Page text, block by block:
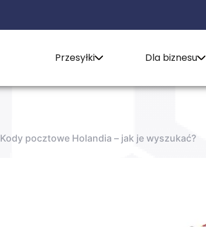
Przesyłki Dla biznesu
Kody pocztowe Holandia – jak je wyszukać?